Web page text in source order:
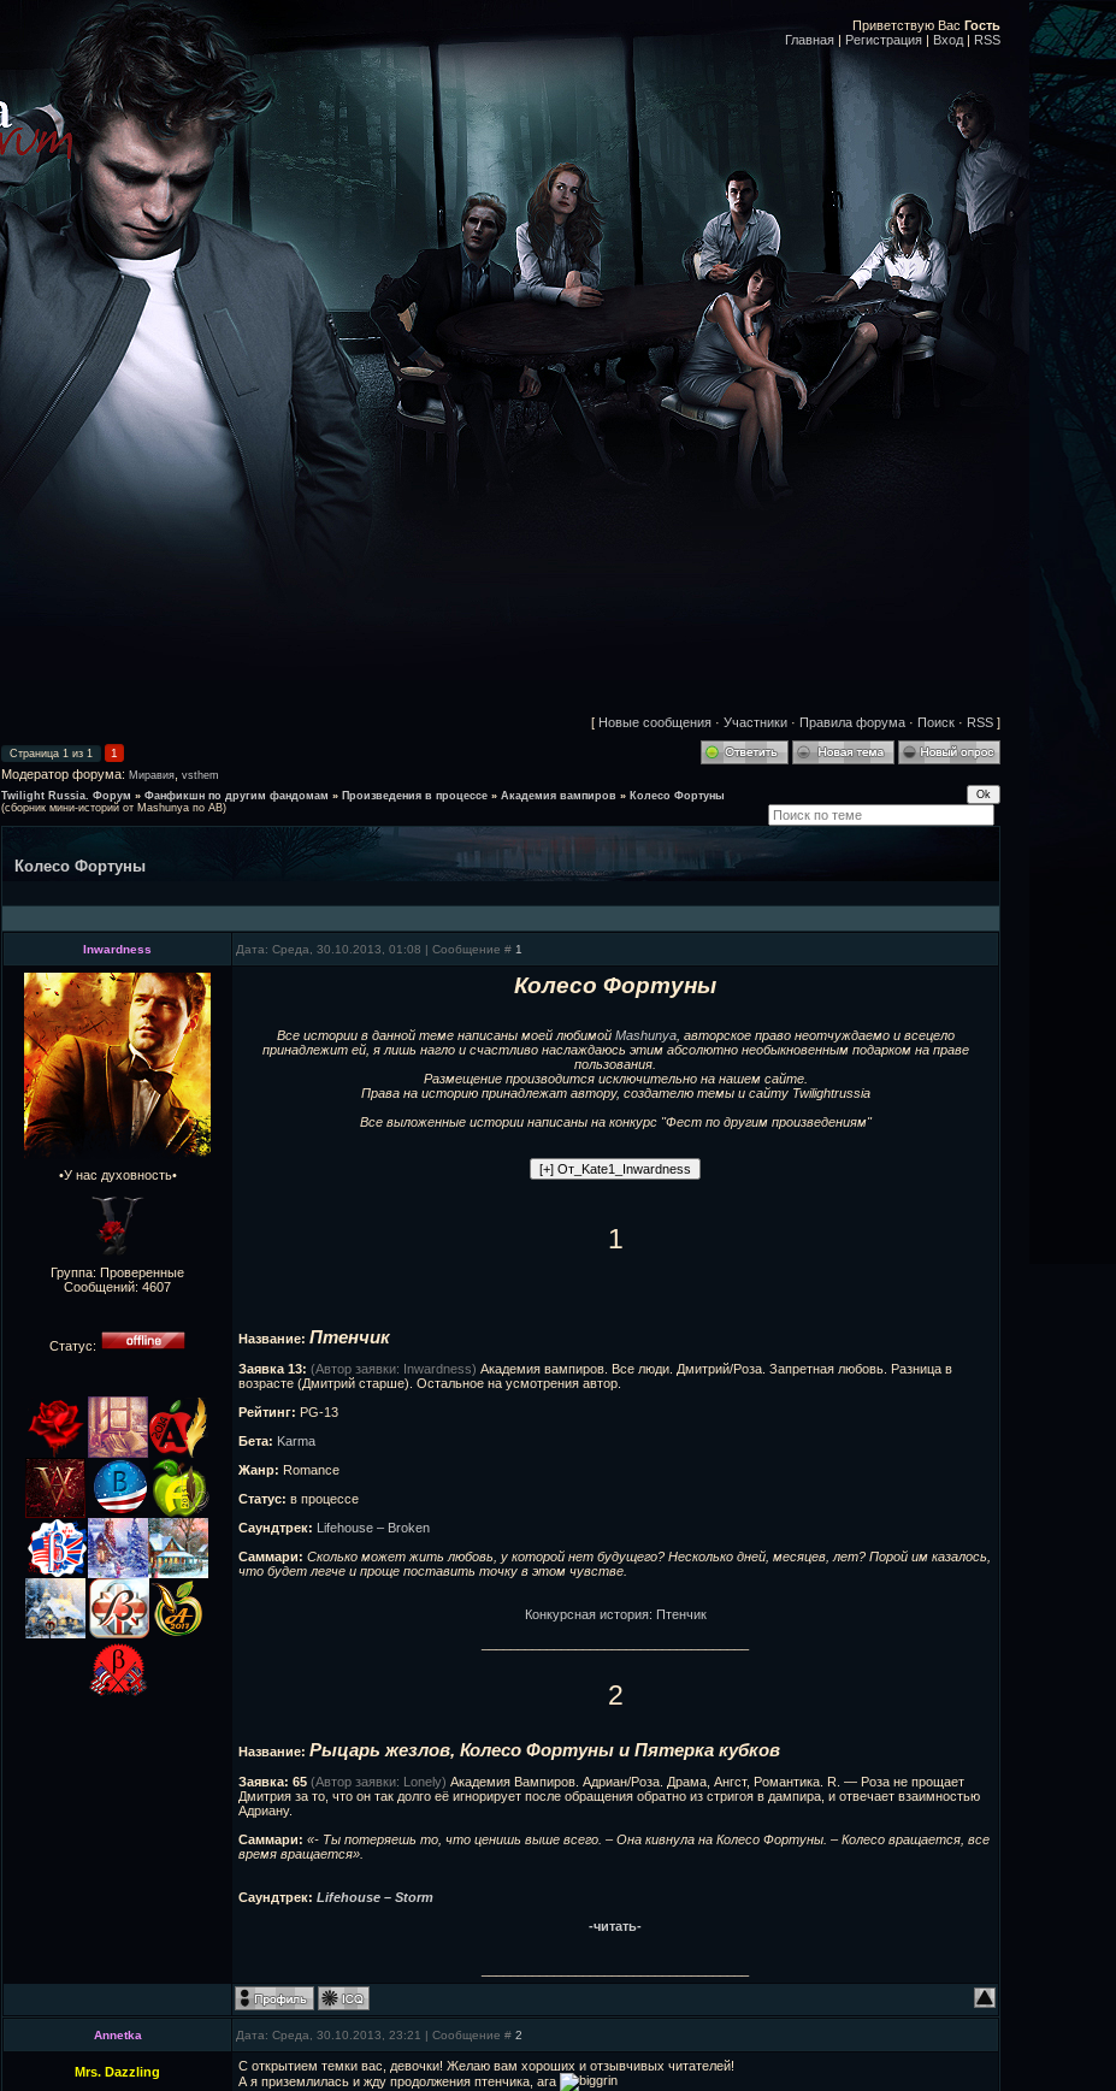
Приветствую Вас Гость
Главная | Регистрация | Вход | RSS
[ Новые сообщения · Участники · Правила форума · Поиск · RSS ]
Страница 1 из 1 1
Модератор форума: Миравия vsthem
Twilight Russia. Форум » Фанфикшн по другим фандомам » Произведения в процессе » Академия вампиров » Колесо Фортуны
(сборник мини-историй от Mashunya по АВ)
Колесо Фортуны
Inwardness Дата: Среда, 30.10.2013, 01:08 | Сообщение # 1
•У нас духовность•
Группа: Проверенные
Сообщений: 4607
Статус:
Колесо Фортуны
Все истории в данной теме написаны моей любимой Mashunya, авторское право неотчуждаемо и всецело
принадлежит ей, я лишь нагло и счастливо наслаждаюсь этим абсолютно необыкновенным подарком на праве
пользования.
Размещение производится исключительно на нашем сайте.
Права на историю принадлежат автору, создателю темы и сайту Twilightrussia
Все выложенные истории написаны на конкурс "Фест по другим произведениям"
1
Название: Птенчик
Заявка 13: (Автор заявки: Inwardness) Академия вампиров. Все люди. Дмитрий/Роза. Запретная любовь. Разница в
возрасте (Дмитрий старше). Остальное на усмотрения автор.
Рейтинг: PG-13
Бета: Karma
Жанр: Romance
Статус: в процессе
Саундтрек: Lifehouse – Broken
Саммари: Сколько может жить любовь, у которой нет будущего? Несколько дней, месяцев, лет? Порой им казалось,
что будет легче и проще поставить точку в этом чувстве.
Конкурсная история: Птенчик
2
Название: Рыцарь жезлов, Колесо Фортуны и Пятерка кубков
Заявка: 65 (Автор заявки: Lonely) Академия Вампиров. Адриан/Роза. Драма, Ангст, Романтика. R. — Роза не прощает
Дмитрия за то, что он так долго её игнорирует после обращения обратно из стригоя в дампира, и отвечает взаимностью
Адриану.
Саммари: «- Ты потеряешь то, что ценишь выше всего. – Она кивнула на Колесо Фортуны. – Колесо вращается, все
время вращается».
Саундтрек: Lifehouse – Storm
-читать-
Annetka Дата: Среда, 30.10.2013, 23:21 | Сообщение # 2
Mrs. Dazzling
С открытием темки вас, девочки! Желаю вам хороших и отзывчивых читателей!
А я приземлилась и жду продолжения птенчика, ага